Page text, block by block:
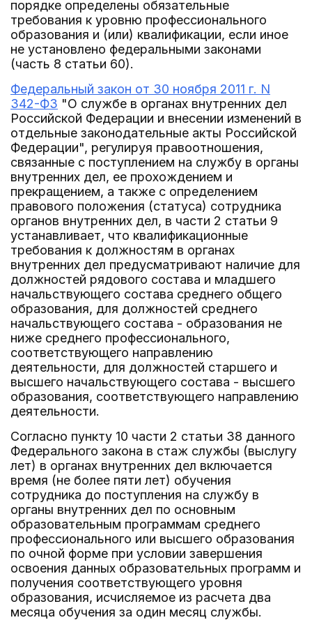
порядке определены обязательные
требования к уровню профессионального
образования и (или) квалификации, если иное
не установлено федеральными законами
(часть 8 статьи 60).
Федеральный закон от 30 ноября 2011 г. N
342-ФЗ "О службе в органах внутренних дел
Российской Федерации и внесении изменений в
отдельные законодательные акты Российской
Федерации", регулируя правоотношения,
связанные с поступлением на службу в органы
внутренних дел, ее прохождением и
прекращением, а также с определением
правового положения (статуса) сотрудника
органов внутренних дел, в части 2 статьи 9
устанавливает, что квалификационные
требования к должностям в органах
внутренних дел предусматривают наличие для
должностей рядового состава и младшего
начальствующего состава среднего общего
образования, для должностей среднего
начальствующего состава - образования не
ниже среднего профессионального,
соответствующего направлению
деятельности, для должностей старшего и
высшего начальствующего состава - высшего
образования, соответствующего направлению
деятельности.
Согласно пункту 10 части 2 статьи 38 данного
Федерального закона в стаж службы (выслугу
лет) в органах внутренних дел включается
время (не более пяти лет) обучения
сотрудника до поступления на службу в
органы внутренних дел по основным
образовательным программам среднего
профессионального или высшего образования
по очной форме при условии завершения
освоения данных образовательных программ и
получения соответствующего уровня
образования, исчисляемое из расчета два
месяца обучения за один месяц службы.